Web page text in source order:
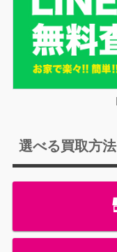
選べる買取方法